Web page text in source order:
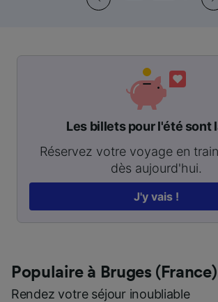
Les billets pour l'été sont
Réservez votre voyage en
dès aujourd'hui.
J'y vais !
Populaire à Bruges (France)
Rendez votre séjour inoubliable